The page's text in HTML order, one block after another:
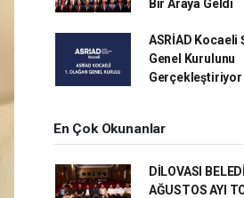
Bir Araya Geldi
ASRİAD Kocaeli
Genel Kurulunu
Gerçekleştiriyor
En Çok Okunanlar
DİLOVASI
AĞUSTOS AYI